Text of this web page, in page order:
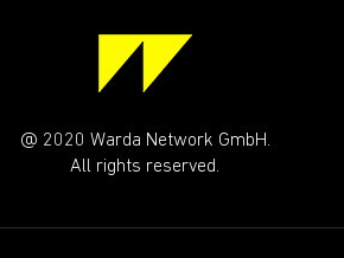
@ 2020 Warda Network GmbH.
All rights reserved.